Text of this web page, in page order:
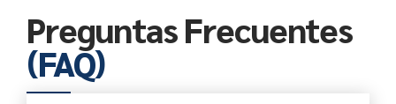
Preguntas Frecuentes
(FAQ)